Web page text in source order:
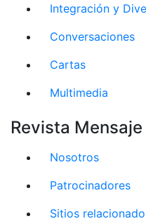
Integración y
Conversaciones
Cartas
Multimedia
Revista Mensaje
Nosotros
Patrocinadores
Sitios